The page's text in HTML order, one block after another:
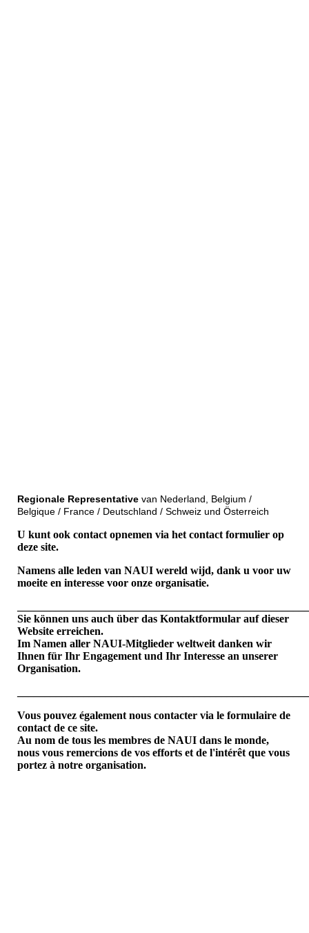
Regionale Representative van Nederland, Belgium /
Belgique / France / Deutschland / Schweiz und Österreich
U kunt ook contact opnemen via het contact formulier op
deze site.
Namens alle leden van NAUI wereld wijd, dank u voor uw
moeite en interesse voor onze organisatie.
Sie können uns auch über das Kontaktformular auf dieser
Website erreichen.
Im Namen aller NAUI-Mitglieder weltweit danken wir
Ihnen für Ihr Engagement und Ihr Interesse an unserer
Organisation.
Vous pouvez également nous contacter via le formulaire de
contact de ce site.
Au nom de tous les membres de NAUI dans le monde,
nous vous remercions de vos efforts et de l'intérêt que vous
portez à notre organisation.